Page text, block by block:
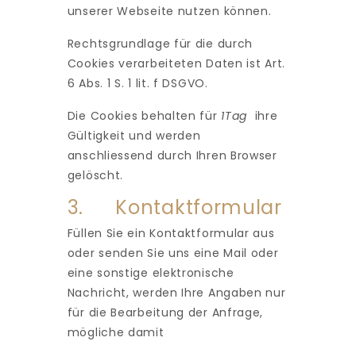
unserer Webseite nutzen können.
Rechtsgrundlage für die durch
Cookies verarbeiteten Daten ist Art.
6 Abs. 1 S. 1 lit. f DSGVO.
Die Cookies behalten für 1Tag ihre
Gültigkeit und werden
anschliessend durch Ihren Browser
gelöscht.
3. Kontaktformular
Füllen Sie ein Kontaktformular aus
oder senden Sie uns eine Mail oder
eine sonstige elektronische
Nachricht, werden Ihre Angaben nur
für die Bearbeitung der Anfrage,
mögliche damit